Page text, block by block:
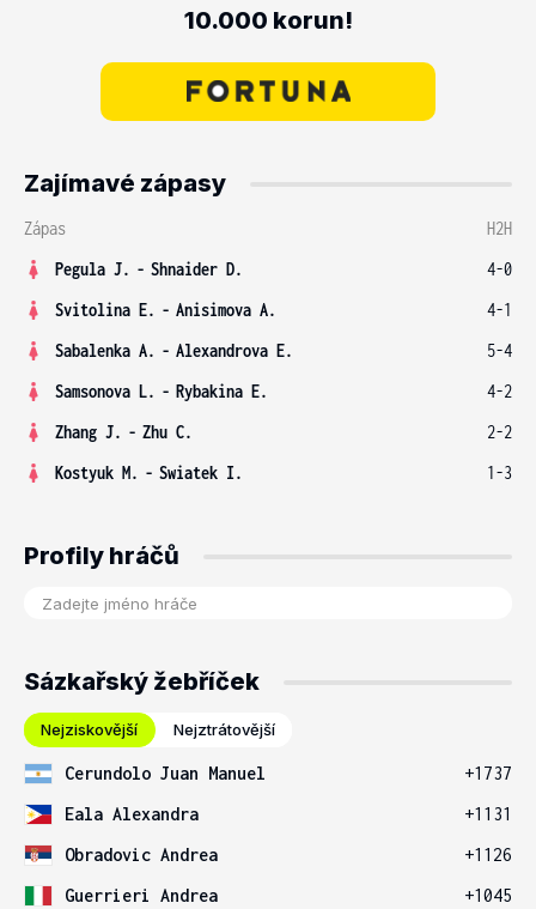
10.000 korun!
Zajímavé zápasy
Zápas
H2H
Pegula J. - Shnaider D.
4-0
Svitolina E. - Anisimova A.
4-1
Sabalenka A. - Alexandrova E.
5-4
Samsonova L. - Rybakina E.
4-2
Zhang J. - Zhu C.
2-2
Kostyuk M. - Swiatek I. 1-3
Profily hráčů
Sázkařský žebříček
Nejziskovější Nejztrátovější
Cerundolo Juan Manuel
+1737
Eala Alexandra
+1131
Obradovic Andrea
+1126
Guerrieri Andrea
+1045